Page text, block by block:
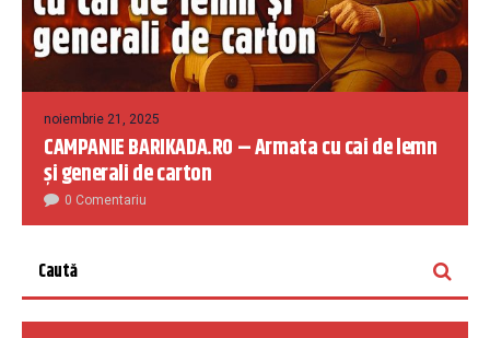
noiembrie 21, 2025
CAMPANIE BARIKADA.RO – Armata cu cai de lemn
și generali de carton
0 Comentariu